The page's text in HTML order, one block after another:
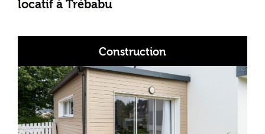
locatif à Trébabu
Construction